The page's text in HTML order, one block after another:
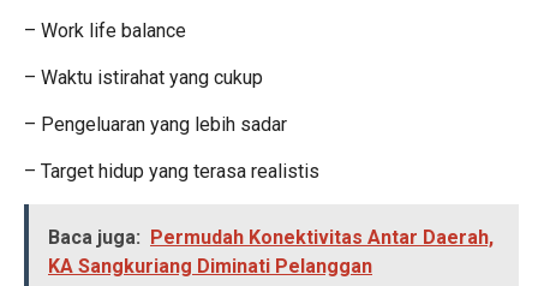
– Work life balance
– Waktu istirahat yang cukup
– Pengeluaran yang lebih sadar
– Target hidup yang terasa realistis
Baca juga: Permudah Konektivitas Antar Daerah,
KA Sangkuriang Diminati Pelanggan